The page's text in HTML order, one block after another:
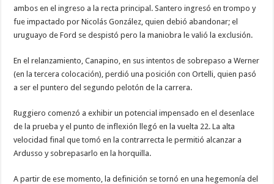
ambos en el ingreso a la recta principal. Santero ingresó en trompo y
fue impactado por Nicolás González, quien debió abandonar; el
uruguayo de Ford se despistó pero la maniobra le valió la exclusión.
En el relanzamiento, Canapino, en sus intentos de sobrepaso a Werner
(en la tercera colocación), perdió una posición con Ortelli, quien pasó
a ser el puntero del segundo pelotón de la carrera.
Ruggiero comenzó a exhibir un potencial impensado en el desenlace
de la prueba y el punto de inflexión llegó en la vuelta 22. La alta
velocidad final que tomó en la contrarrecta le permitió alcanzar a
Ardusso y sobrepasarlo en la horquilla.
A partir de ese momento, la definición se tornó en una hegemonía del